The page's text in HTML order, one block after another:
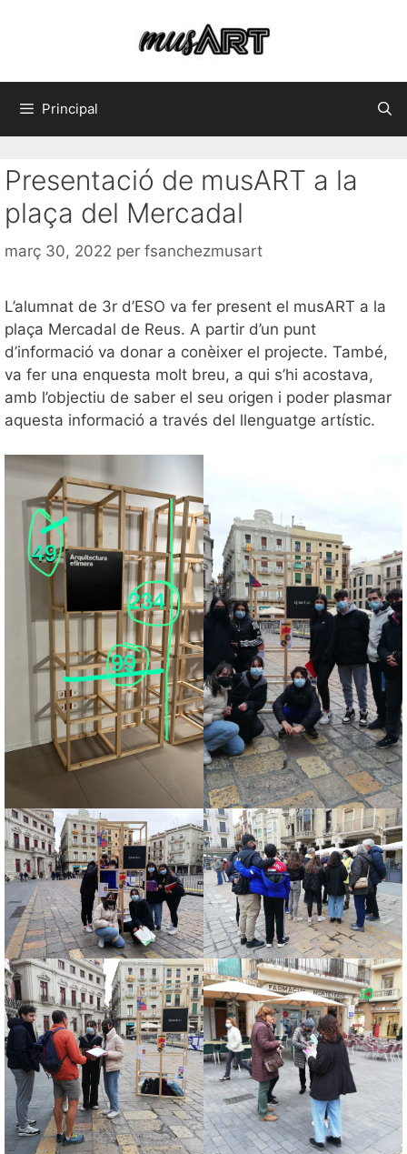
Principal
Presentació de musART a la
plaça del Mercadal
març 30, 2022 per fsanchezmusart
L’alumnat de 3r d’ESO va fer present el musART a la
plaça Mercadal de Reus. A partir d’un punt
d’informació va donar a conèixer el projecte. També,
va fer una enquesta molt breu, a qui s’hi acostava,
amb l’objectiu de saber el seu origen i poder plasmar
aquesta informació a través del llenguatge artístic.